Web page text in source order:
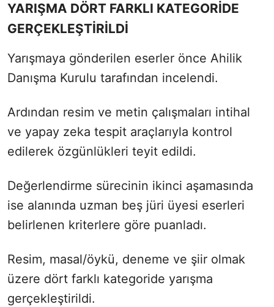
YARIŞMA DÖRT FARKLI KATEGORİDE
GERÇEKLEŞTİRİLDİ
Yarışmaya gönderilen eserler önce Ahilik
Danışma Kurulu tarafından incelendi.
Ardından resim ve metin çalışmaları intihal
ve yapay zeka tespit araçlarıyla kontrol
edilerek özgünlükleri teyit edildi.
Değerlendirme sürecinin ikinci aşamasında
ise alanında uzman beş jüri üyesi eserleri
belirlenen kriterlere göre puanladı.
Resim, masal/öykü, deneme ve şiir olmak
üzere dört farklı kategoride yarışma
gerçekleştirildi.